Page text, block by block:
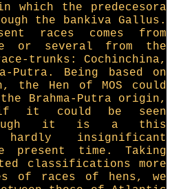
the predecesora
the bankiva Gallus.
races comes from
or several from the
trunks: Cochinchina,
Putra. Being based on
Hen of MOS could
Brahma-Putra origin,
it could be seen
it is a this
insignificant
present time. Taking
classifications more
of races of hens, we